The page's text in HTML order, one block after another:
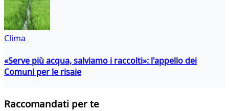
Clima
«Serve più acqua, salviamo i raccolti»: l'appello dei
Comuni per le risaie
Raccomandati per te